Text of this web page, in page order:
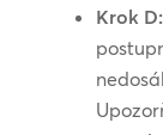
Krok D: